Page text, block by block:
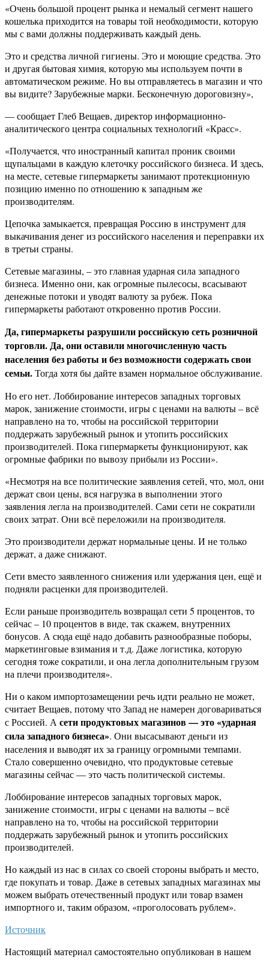
«Очень большой процент рынка и немалый сегмент нашего
кошелька приходится на товары той необходимости, которую
мы с вами должны поддерживать каждый день.
Это и средства личной гигиены. Это и моющие средства. Это
и другая бытовая химия, которую мы используем почти в
автоматическом режиме. Но вы отправляетесь в магазин и что
вы видите? Зарубежные марки. Бесконечную дороговизну»,
— сообщает Глеб Вещаев, директор информационно-
аналитического центра социальных технологий «Красс».
«Получается, что иностранный капитал проник своими
щупальцами в каждую клеточку российского бизнеса. И здесь,
на месте, сетевые гипермаркеты занимают протекционную
позицию именно по отношению к западным же
производителям.
Цепочка замыкается, превращая Россию в инструмент для
выкачивания денег из российского населения и переправки их
в третьи страны.
Сетевые магазины, – это главная ударная сила западного
бизнеса. Именно они, как огромные пылесосы, всасывают
денежные потоки и уводят валюту за рубеж. Пока
гипермаркеты работают откровенно против России.
Да, гипермаркеты разрушили российскую сеть розничной
торговли. Да, они оставили многочисленную часть
населения без работы и без возможности содержать свои
семьи.Тогда хотя бы дайте взамен нормальное обслуживание.
Но его нет. Лоббирование интересов западных торговых
марок, занижение стоимости, игры с ценами на валюты – всё
направлено на то, чтобы на российской территории
поддержать зарубежный рынок и утопить российских
производителей. Пока гипермаркеты функционируют, как
огромные фабрики по вывозу прибыли из России».
«Несмотря на все политические заявления сетей, что, мол, они
держат свои цены, вся нагрузка в выполнении этого
заявления легла на производителей. Сами сети не сократили
своих затрат. Они всё переложили на производителя.
Это производители держат нормальные цены. И не только
держат, а даже снижают.
Сети вместо заявленного снижения или удержания цен, ещё и
подняли расценки для производителей.
Если раньше производитель возвращал сети 5 процентов, то
сейчас – 10 процентов в виде, так скажем, внутренних
бонусов. А сюда ещё надо добавить разнообразные поборы,
маркетинговые взимания и т.д. Даже логистика, которую
сегодня тоже сократили, и она легла дополнительным грузом
на плечи производителя».
Ни о каком импортозамещении речь идти реально не может,
считает Вещаев, потому что Запад не намерен договариваться
с Россией. Асети продуктовых магазинов — это «ударная
сила западного бизнеса». Они высасывают деньги из
населения и выводят их за границу огромными темпами.
Стало совершенно очевидно, что продуктовые сетевые
магазины сейчас — это часть политической системы.
Лоббирование интересов западных торговых марок,
занижение стоимости, игры с ценами на валюты – всё
направлено на то, чтобы на российской территории
поддержать зарубежный рынок и утопить российских
производителей.
Но каждый из нас в силах со своей стороны выбрать и место,
где покупать и товар. Даже в сетевых западных магазинах мы
можем выбрать отечественный продукт или товар взамен
импортного и, таким образом, «проголосовать рублем».
Источник
Настоящий материал самостоятельно опубликован в нашем